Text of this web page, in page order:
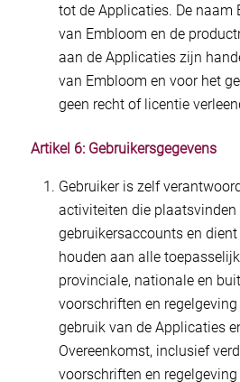
tot de Applicaties. De naam
van Embloom en de
aan de Applicaties zijn
van Embloom en voor het
geen recht of licentie
Artikel 6: Gebruikersgegevens
Gebruiker is zelf
activiteiten die plaatsvinden
gebruikersaccounts en
houden aan alle
provinciale, nationale en
voorschriften en
gebruik van de Applicaties
Overeenkomst, inclusief
voorschriften en